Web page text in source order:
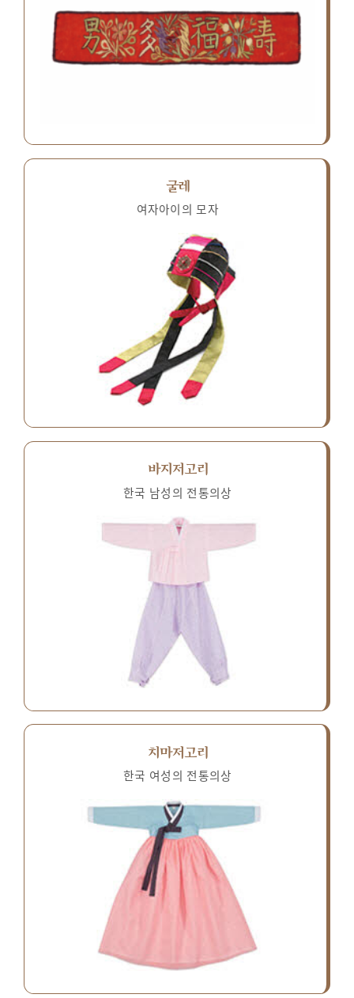
굴레
여자아이의 모자
바지저고리
한국 남성의 전통의상
치마저고리
한국 여성의 전통의상